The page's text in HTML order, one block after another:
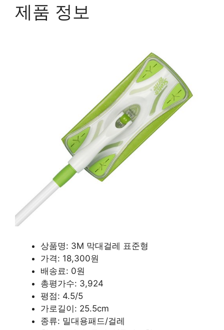
제품 정보
상품명: 3M 막대걸레 표준형
가격: 18,300원
배송료: 0원
총평가수: 3,924
평점: 4.5/5
가로길이: 25.5cm
종류: 밀대용패드/걸레